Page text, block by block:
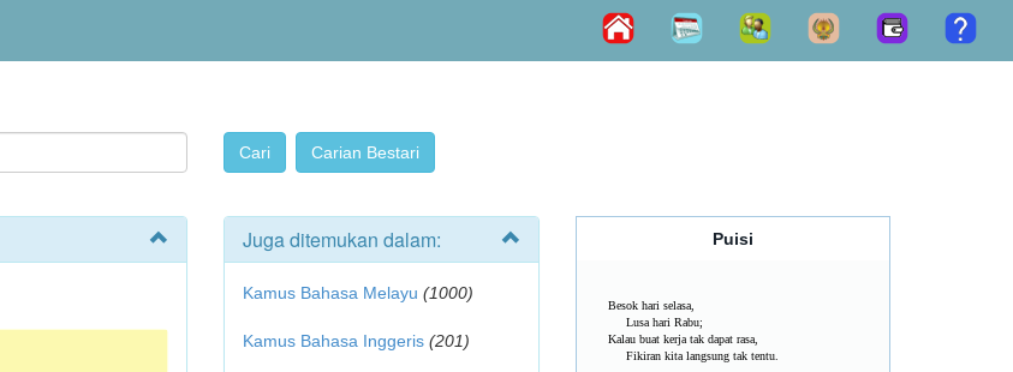
Juga ditemukan dalam:
Kamus Bahasa Melayu (1000)
Kamus Bahasa Inggeris (201)
Puisi
Besok hari selasa,
Lusa hari Rabu;
Kalau buat kerja tak dapat rasa,
Fikiran kita langsung tak tentu.